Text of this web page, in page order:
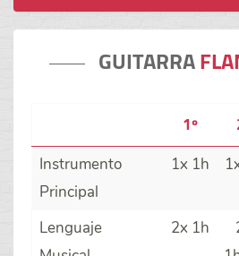
GUITARRA
1º
Instrumento
Principal
1x 1h
Lenguaje
2x 1h